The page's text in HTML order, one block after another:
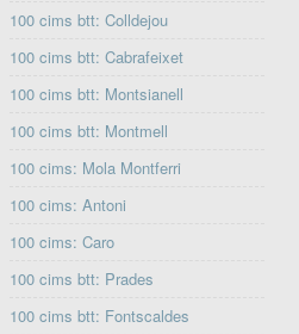
100 cims btt: Colldejou
100 cims btt: Cabrafeixet
100 cims btt: Montsianell
100 cims btt: Montmell
100 cims: Mola Montferri
100 cims: Antoni
100 cims: Caro
100 cims btt: Prades
100 cims btt: Fontscaldes